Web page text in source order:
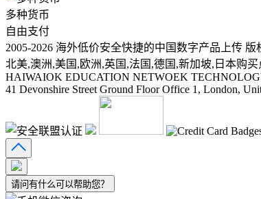
多种货币
自由支付
2005-2026 海外低价安全快捷的中国数字产品上传 版
北美,澳洲,美国,欧洲,英国,法国,德国,新加坡,日本购
HAIWAIOK EDUCATION NETWOEK
41 Devonshire Street Ground Floor Office 1, London,
请问有什么可以帮助您？